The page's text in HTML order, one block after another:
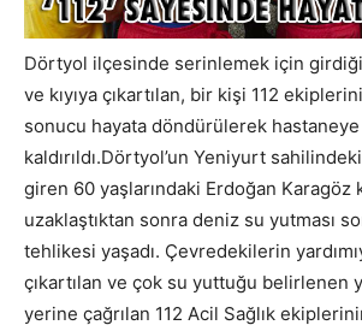
Dörtyol ilçesinde serinlemek için
ve kıyıya çıkartılan, bir kişi 112
sonucu hayata döndürülerek hastaneye
kaldırıldı.Dörtyol’un Yeniyurt
giren 60 yaşlarındaki Erdoğan Karagöz
uzaklaştıktan sonra deniz su yutması
tehlikesi yaşadı. Çevredekilerin
çıkartılan ve çok su yuttuğu belirlenen
yerine çağrılan 112 Acil Sağlık